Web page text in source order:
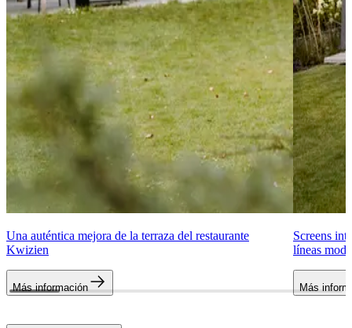
Una auténtica mejora de la terraza del restaurante
Kwizien
Más información
Screens
líneas
Más